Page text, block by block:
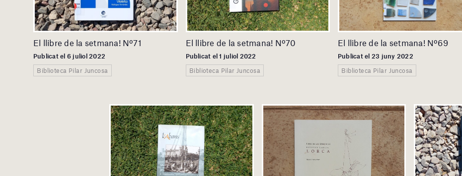
El llibre de la setmana! Nº71
Publicat el 6 juliol 2022
Biblioteca Pilar Juncosa
El llibre de la setmana! Nº70
Publicat el 1 juliol 2022
Biblioteca Pilar Juncosa
El llibre de la setmana! Nº69
Publicat el 23 juny 2022
Biblioteca Pilar Juncosa